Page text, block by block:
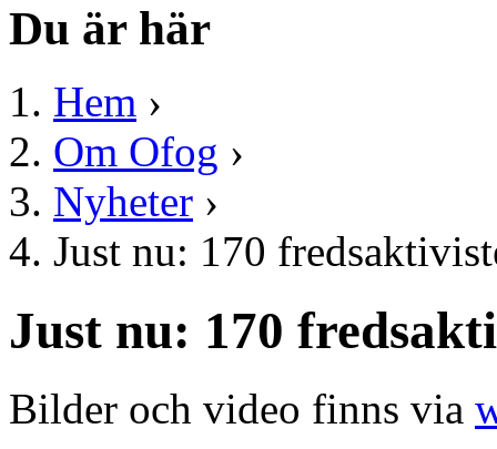
Du är här
Hem ›
Om Ofog ›
Nyheter ›
Just nu: 170
Just nu: 170
Bilder och video finns via